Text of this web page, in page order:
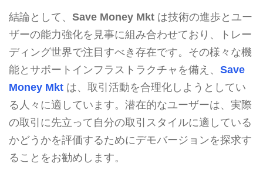
結論として、 Save Money Mkt は技術の進歩とユー
ザーの能力強化を見事に組み合わせており、トレー
ディング世界で注目すべき存在です。その様々な機
能とサポートインフラストラクチャを備え、 Save
Money Mkt は、取引活動を合理化しようとしてい
る人々に適しています。潜在的なユーザーは、実際
の取引に先立って自分の取引スタイルに適している
かどうかを評価するためにデモバージョンを探求す
ることをお勧めします。